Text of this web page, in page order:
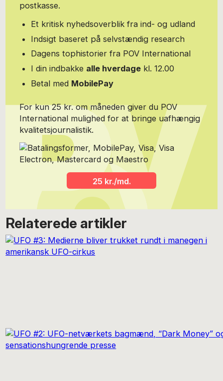
postkasse.
Et kritisk nyhedsoverblik fra ind- og udland
Indsigt baseret på selvstændig research
Dagens tophistorier fra POV International
I din indbakke alle hverdage kl. 12.00
Betal med MobilePay
For kun 25 kr. om måneden giver du POV
International mulighed for at bringe uafhængig
kvalitetsjournalistik.
25 kr./md.
Relaterede artikler